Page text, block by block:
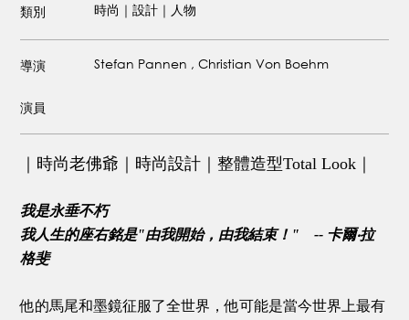
類別 時尚｜設計｜人物
導演 Stefan Pannen , Christian Von Boehm
演員
｜時尚老佛爺｜時尚設計｜整體造型Total Look｜
我是永垂不朽
我人生的座右銘是"由我開始，由我結束！" -- 卡爾‧拉
格斐
他的馬尾和墨鏡征服了全世界，他可能是當今世界上最有